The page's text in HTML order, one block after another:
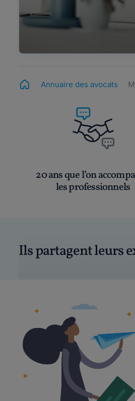
Annuaire des avocats
20 ans que l’on
les professionnels
Ils partagent leurs